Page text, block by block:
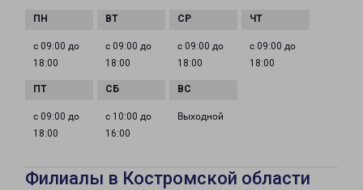
с 09:00 до
18:00
с 09:00 до
18:00
с 09:00 до
18:00
с 09:00 до
18:00
с 09:00 до
18:00
с 10:00 до
16:00
Выходной
Филиалы в Костромской области